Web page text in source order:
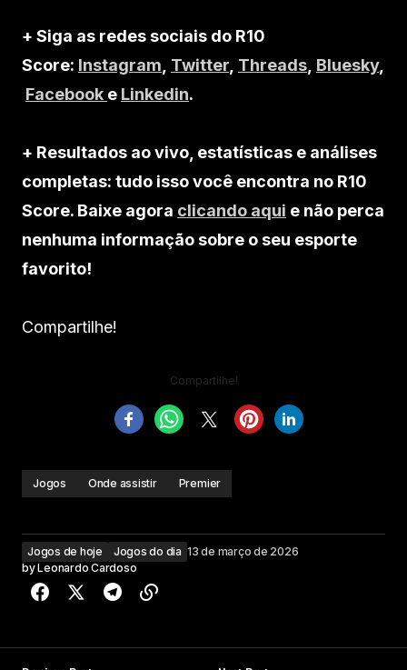
+ Siga as redes sociais do R10
Score: Instagram Twitter Threads Bluesky,
Facebook e Linkedin.
+ Resultados ao vivo, estatísticas e análises
completas: tudo isso você encontra no R10
Score. Baixe agora clicando aqui e não perca
nenhuma informação sobre o seu esporte
favorito!
Compartilhe!
Compartilhe!
Jogos Onde assistir Premier
Jogos de hoje Jogos do dia 13 de março de 2026
byLeonardo Cardoso